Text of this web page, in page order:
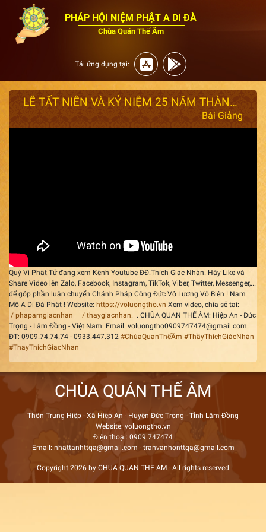
PHÁP HỘI NIỆM PHẬT A DI ĐÀ
Chùa Quán Thế Âm
Tải ứng dụng tại:
LỄ TẤT NIÊN VÀ KỶ NIỆM 25 NĂM THÀNH LẬP CHÙA QUÁN THẾ ÂM ( 2025 )
Bài Giảng
Quý Vị Phật Tử đang xem Kênh Youtube ĐĐ.Thích Giác Nhàn. Hãy Like và
Share Video lên Zalo, Facebook, Instagram, TikTok, Viber, Twitter, Messenger,...
để góp phần luân chuyển Chánh Pháp Công Đức Vô Lượng Vô Biên ! Nam
Mô A Di Đà Phật ! Website: https://voluongtho.vn Xem video, chia sẻ tại:
/ phapamgiacnhan
/ thaygiacnhan. . CHÙA QUAN THẾ ÂM: Hiệp An - Đức
Trọng - Lâm Đồng - Việt Nam. Email: voluongtho0909747474@gmail.com
ĐT: 0909.74.74.74 - 0933.447.312 #ChùaQuanThếÂm #ThầyThíchGiácNhàn
#ThayThichGiacNhan
CHÙA QUÁN THẾ ÂM
Thôn Trung Hiệp - Xã Hiệp An - Huyện Đức Trọng - Tỉnh Lâm Đồng
Website: voluongtho.vn
Điện thoại: 0909.747474
Email: nhattanhttqa@gmail.com - tranvanhonttqa@gmail.com
Copyright 2026 by CHUA QUAN THE AM - All rights reserved